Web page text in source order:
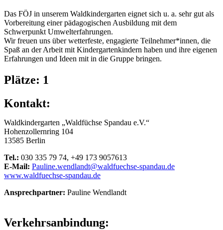
Das FÖJ in unserem Waldkindergarten eignet sich u. a. sehr gut als
Vorbereitung einer pädagogischen Ausbildung mit dem
Schwerpunkt Umwelterfahrungen.
Wir freuen uns über wetterfeste, engagierte Teilnehmer*innen, die
Spaß an der Arbeit mit Kindergartenkindern haben und ihre eigenen
Erfahrungen und Ideen mit in die Gruppe bringen.
Plätze: 1
Kontakt:
Waldkindergarten „Waldfüchse Spandau e.V.“
Hohenzollernring 104
13585 Berlin
Tel.: 030 335 79 74, +49 173 9057613
E-Mail: Pauline.wendlandt@waldfuechse-spandau.de
www.waldfuechse-spandau.de
Ansprechpartner: Pauline Wendlandt
Verkehrsanbindung: